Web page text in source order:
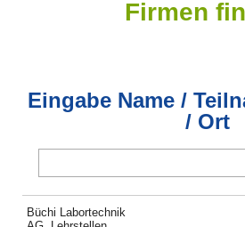
finden
Firmen
Eingabe Name /
/ Ort
Büchi Labortechnik